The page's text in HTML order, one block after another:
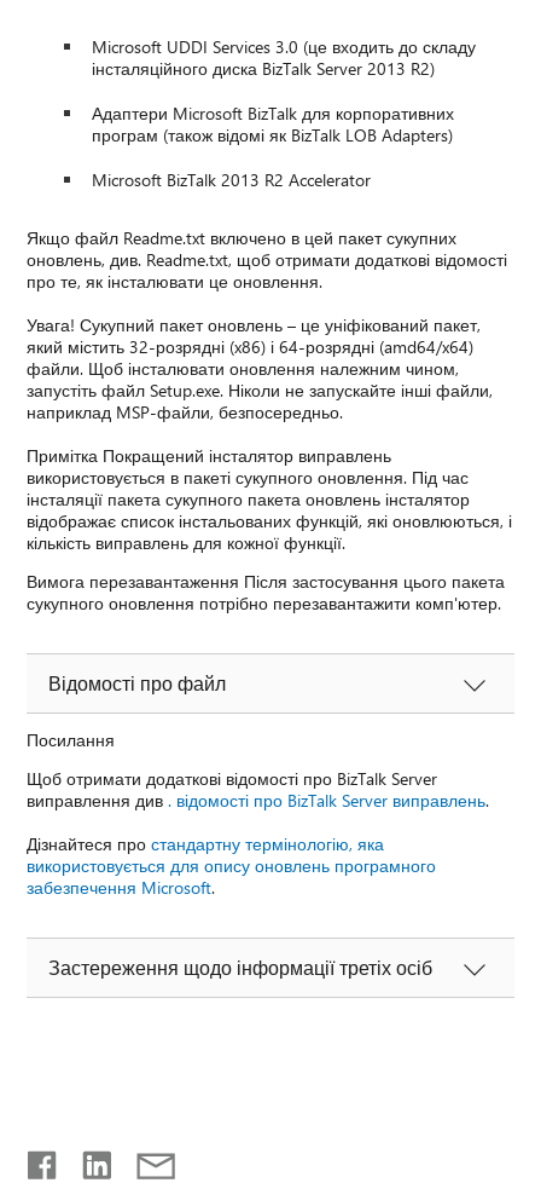
Microsoft UDDI Services 3.0 (це входить до складу
інсталяційного диска BizTalk Server 2013 R2)
Адаптери Microsoft BizTalk для корпоративних
програм (також відомі як BizTalk LOB Adapters)
Microsoft BizTalk 2013 R2 Accelerator
Якщо файл Readme.txt включено в цей пакет сукупних
оновлень, див. Readme.txt, щоб отримати додаткові відомості
про те, як інсталювати це оновлення.
Увага! Сукупний пакет оновлень – це уніфікований пакет,
який містить 32-розрядні (x86) і 64-розрядні (amd64/x64)
файли. Щоб інсталювати оновлення належним чином,
запустіть файл Setup.exe. Ніколи не запускайте інші файли,
наприклад MSP-файли, безпосередньо.
Примітка Покращений інсталятор виправлень
використовується в пакеті сукупного оновлення. Під час
інсталяції пакета сукупного пакета оновлень інсталятор
відображає список інстальованих функцій, які оновлюються, і
кількість виправлень для кожної функції.
Вимога перезавантаження Після застосування цього пакета
сукупного оновлення потрібно перезавантажити комп'ютер.
Відомості про файл
Посилання
Щоб отримати додаткові відомості про BizTalk Server
виправлення див . відомості про BizTalk Server виправлень.
Дізнайтеся простандартну термінологію, яка
використовується для опису оновлень програмного
забезпечення Microsoft.
Застереження щодо інформації третіх осіб